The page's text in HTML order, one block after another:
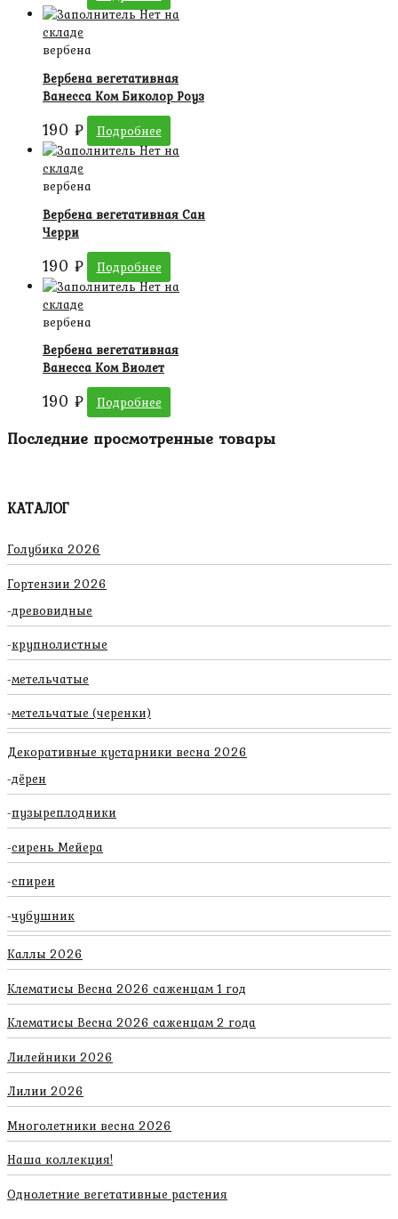
КАТАЛОГ
Голубика 2026
Гортензии 2026
древовидные
крупнолистные
метельчатые
метельчатые (черенки)
Декоративные кустарники весна 2026
дёрен
пузыреплодники
сирень Мейера
спиреи
чубушник
Каллы 2026
Клематисы Весна 2026 саженцам 1 год
Клематисы Весна 2026 саженцам 2 года
Лилейники 2026
Лилии 2026
Многолетники весна 2026
Наша коллекция!
Однолетние вегетативные растения
Нет на
складе
вербена
Вербена вегетативная
Ванесса Ком Биколор Роуз
190 ₽
Подробнее
Нет на
складе
вербена
Вербена вегетативная Сан
Черри
190 ₽
Подробнее
Нет на
складе
вербена
Вербена вегетативная
Ванесса Ком Виолет
190 ₽ Подробнее
Последние просмотренные товары